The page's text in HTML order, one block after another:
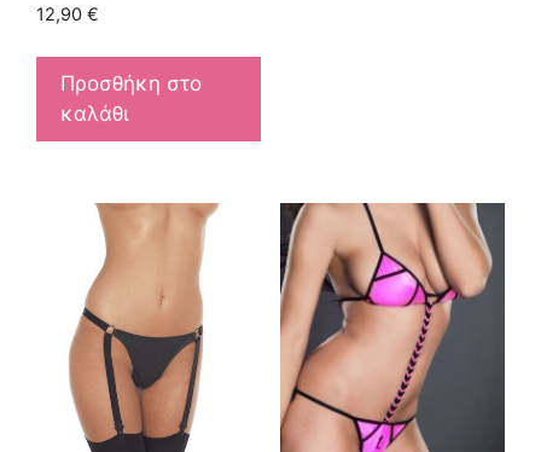
12,90 €
Προσθήκη στο
καλάθι